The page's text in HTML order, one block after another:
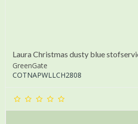
Laura Christmas dusty blue
GreenGate
COTNAPWLLCH2808